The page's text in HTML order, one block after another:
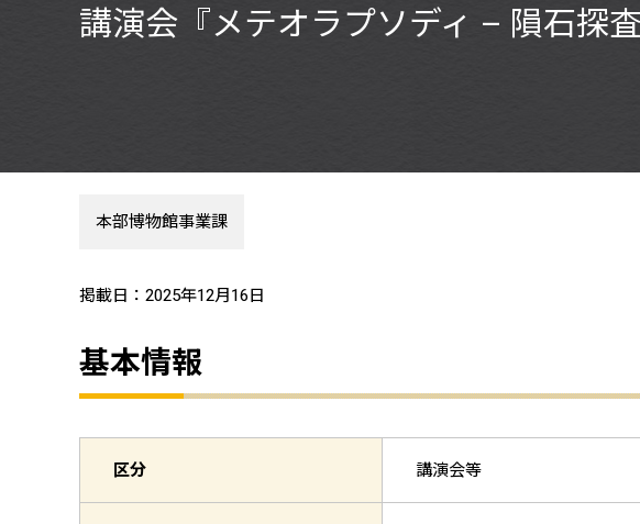
講演会『メテオラプソディ – 隕石探査
本部博物館事業課
掲載日：2025年12月16日
基本情報
区分 講演会等